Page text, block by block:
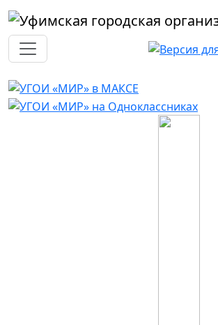
Перейти к основному содержанию